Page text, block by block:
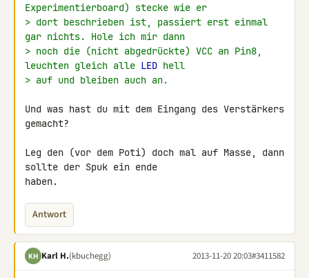
Experimentierboard) stecke wie er
> dort beschrieben ist, passiert erst einmal
gar nichts. Hole ich mir dann
> noch die (nicht abgedrückte) VCC an Pin8,
leuchten gleich alle LED hell
> auf und bleiben auch an.
Und was hast du mit dem Eingang des Verstärkers
gemacht?
Leg den (vor dem Poti) doch mal auf Masse, dann
sollte der Spuk ein ende
haben.
Antwort
KH Karl H.(kbuchegg) 2013-11-20 20:03#3411582